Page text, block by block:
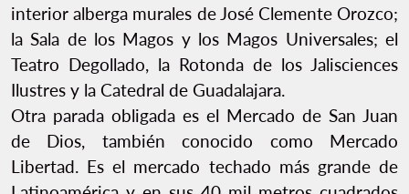
interior alberga murales de José Clemente Orozco;
la Sala de los Magos y los Magos Universales; el
Teatro Degollado, la Rotonda de los Jalisciences
Ilustres y la Catedral de Guadalajara.
Otra parada obligada es el Mercado de San Juan
de Dios, también conocido como Mercado
Libertad. Es el mercado techado más grande de